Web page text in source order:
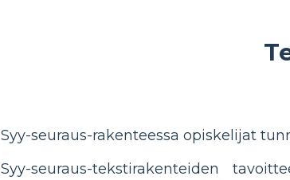
Syy-seuraus-rakenteessa opiskelijat
Syy-seuraus-tekstirakenteiden